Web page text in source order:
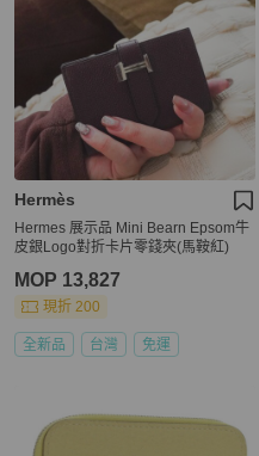
Hermès
Hermes 展示品 Mini Bearn Epsom牛
皮銀Logo對折卡片零錢夾(馬鞍紅)
MOP 13,827
現折 200
全新品 台灣 免運